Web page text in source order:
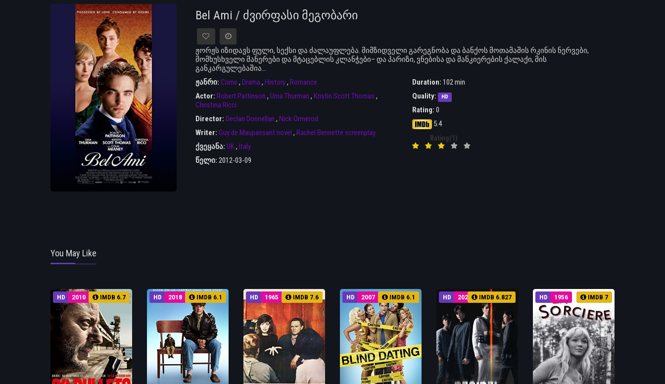
Bel Ami / ძვირფასი მეგობარი
ჟორჟს იზიდავს ფული, სექსი და ძალაუფლება. მიმზიდველი გარეგნობა და ბანქოს მოთამაშის რკინის ნერვები,
მომხუსხველი მანერები და მტაცებლის კლანჭები– და პარიზი, ვნებისა და მანკიერების ქალაქი, მის
განკარგულებაშია…
ჟანრი: Crime , Drama, History, Romance
Actor: Robert Pattinson , Uma Thurman , Kristin Scott Thomas ,
Christina Ricci
Director: Declan Donnellan , Nick Ormerod
Writer: Guy de Maupassant novel , Rachel Bennette screenplay
ქვეყანა: UK, Italy
წელი: 2012-03-09
Duration: 102 min
Quality:
HD
Rating: 0
5.4
Rating(1)
You May Like
HD 2010 IMDB 6.7 HD 2018 IMDB 6.1 HD 1965 IMDB 7.6 HD 2007 IMDB 6.1 HD 2022 IMDB 6.827 HD 1956 IMDB 7